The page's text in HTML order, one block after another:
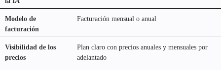
Modelo de
facturación
Facturación mensual o anual
Visibilidad de los
precios
Plan claro con precios anuales y mensuales por
adelantado